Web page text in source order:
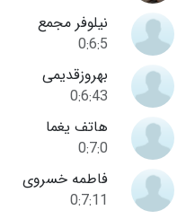
نیلوفر مجمع
0:6:5
بهروزقدیمی
0:6:43
هاتف یغما
0:7:0
فاطمه خسروی
0:7:11